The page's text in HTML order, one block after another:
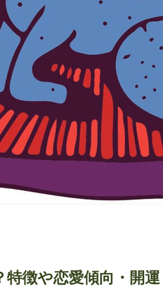
特徴や恋愛傾向・開運